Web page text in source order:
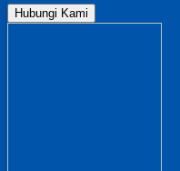
Hubungi Kami